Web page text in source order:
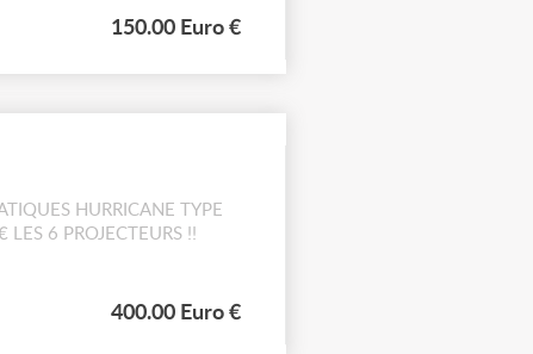
150.00 Euro €
HURRICANE TYPE
6 PROJECTEURS !!
400.00 Euro €